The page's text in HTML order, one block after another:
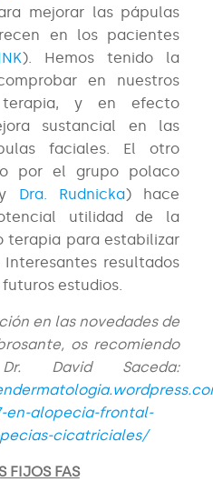
mejorar las pápulas
en los pacientes
). Hemos tenido la
en nuestros
y en efecto
sustancial en las
faciales. El otro
por el grupo polaco
Dra. Rudnicka) hace
utilidad de la
terapia para estabilizar
Interesantes resultados
estudios.
en las novedades de
os recomiendo
David Saceda:
en-alopecia-frontal-
cicatriciales/
FIJOS FAS